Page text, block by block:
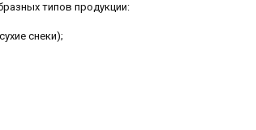
типов продукции:
снеки);